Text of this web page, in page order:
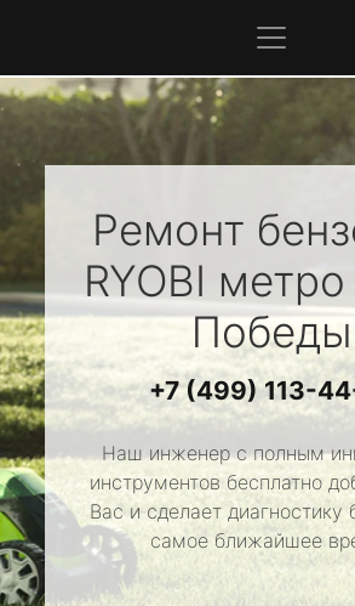
Ремонт
RYOBI
Победы
+7 (499) 113-
Наш инженер с полным
инструментов бесплатно
Вас и сделает диагностику
самое ближайшее